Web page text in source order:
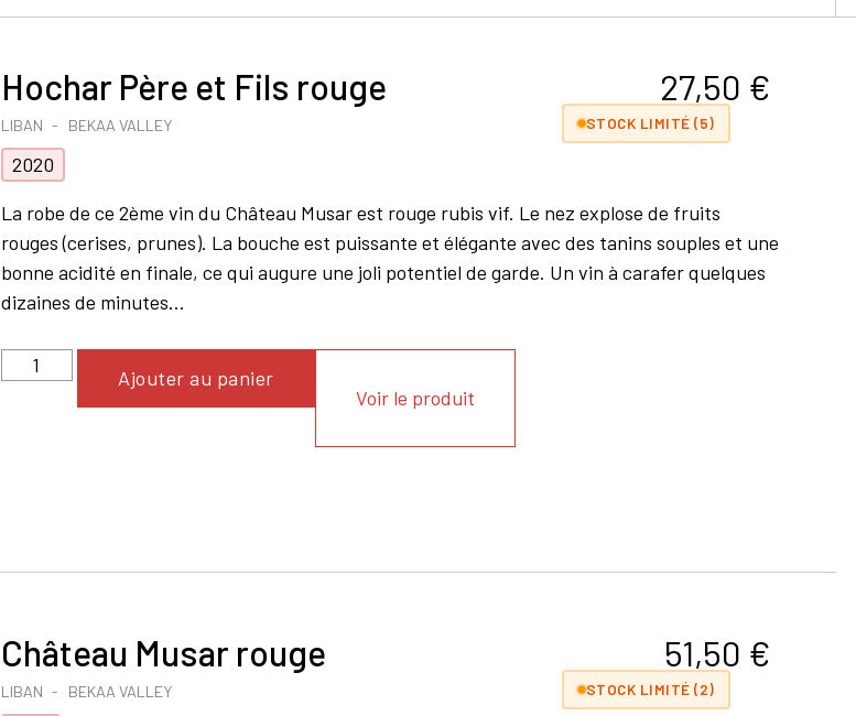
Hochar Père et Fils rouge
LIBAN BEKAA VALLEY
2020
27,50 €
STOCK LIMITÉ (5)
La robe de ce 2ème vin du Château Musar est rouge rubis vif. Le nez explose de fruits
rouges (cerises, prunes). La bouche est puissante et élégante avec des tanins souples et une
bonne acidité en finale, ce qui augure une joli potentiel de garde. Un vin à carafer quelques
dizaines de minutes...
Ajouter au panier
Voir le produit
Château Musar rouge
LIBAN BEKAA VALLEY
51,50 €
STOCK LIMITÉ (2)